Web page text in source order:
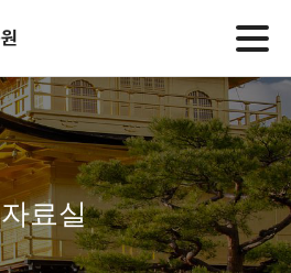
자료실